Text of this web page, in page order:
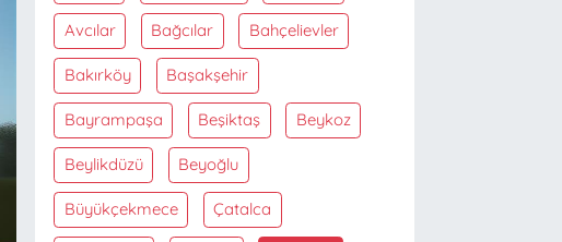
Avcılar Bağcılar Bahçelievler
Bakırköy Başakşehir
Bayrampaşa Beşiktaş Beykoz
Beylikdüzü Beyoğlu
Büyükçekmece Çatalca